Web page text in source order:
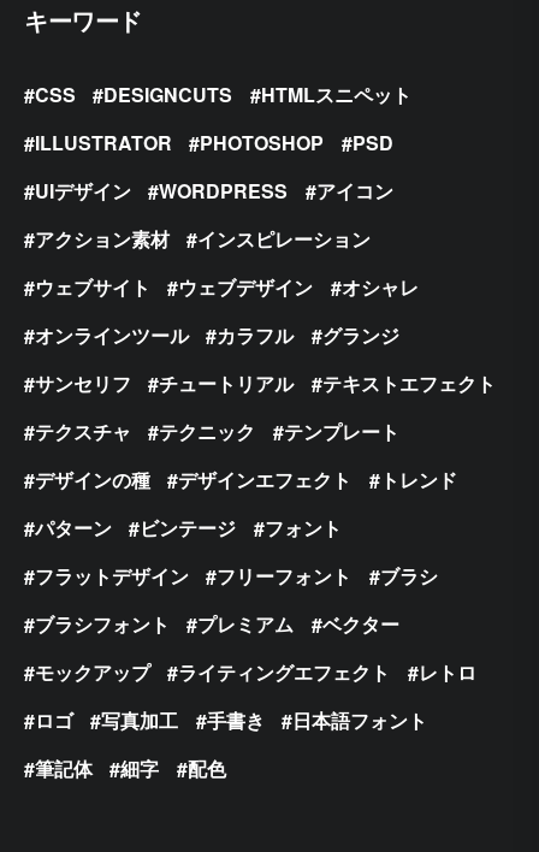
キーワード
CSS DESIGNCUTS
HTMLスニペット
ILLUSTRATOR
PHOTOSHOP
PSD
UIデザイン
WORDPRESS
アイコン
アクション素材
インスピレーション
ウェブサイト
ウェブデザイン
オシャレ
オンラインツール
カラフル
グランジ
サンセリフ
チュートリアル
テキストエフェクト
テクスチャ
テクニック
テンプレート
デザインの種
デザインエフェクト
トレンド
パターン
ビンテージ
フォント
フラットデザイン
フリーフォント
ブラシ
ブラシフォント
プレミアム
ベクター
モックアップ
ライティングエフェクト
レトロ
ロゴ
写真加工 手書き
日本語フォント
筆記体
細字 配色